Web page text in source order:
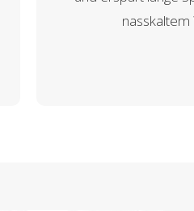
nasskaltem